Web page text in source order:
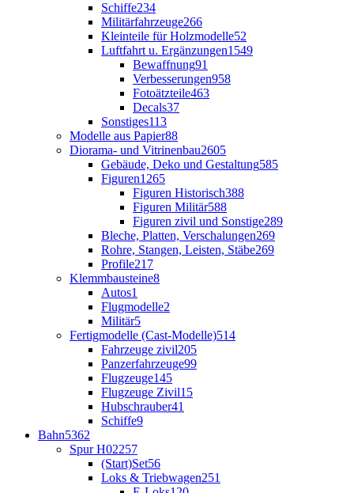
Schiffe234
Militärfahrzeuge266
Kleinteile für Holzmodelle52
Luftfahrt u. Ergänzungen1549
Bewaffnung91
Verbesserungen958
Fotoätzteile463
Decals37
Sonstiges113
Modelle aus Papier88
Diorama- und Vitrinenbau2605
Gebäude, Deko und Gestaltung585
Figuren1265
Figuren Historisch388
Figuren Militär588
Figuren zivil und Sonstige289
Bleche, Platten, Verschalungen269
Rohre, Stangen, Leisten, Stäbe269
Profile217
Klemmbausteine8
Autos1
Flugmodelle2
Militär5
Fertigmodelle (Cast-Modelle)514
Fahrzeuge zivil205
Panzerfahrzeuge99
Flugzeuge145
Flugzeuge Zivil15
Hubschrauber41
Schiffe9
Bahn5362
Spur H02257
(Start)Set56
Loks & Triebwagen251